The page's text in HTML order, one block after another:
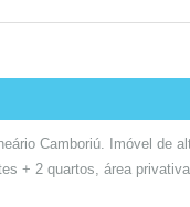
Camboriú. Imóvel de
+ 2 quartos, área